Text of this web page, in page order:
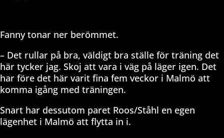
Fanny tonar ner berömmet.
– Det rullar på bra, väldigt bra ställe för träning det
här tycker jag. Skoj att vara i väg på läger igen. Det
har före det här varit fina fem veckor i Malmö att
komma igång med träningen.
Snart har dessutom paret Roos/Ståhl en egen
lägenhet i Malmö att flytta in i.